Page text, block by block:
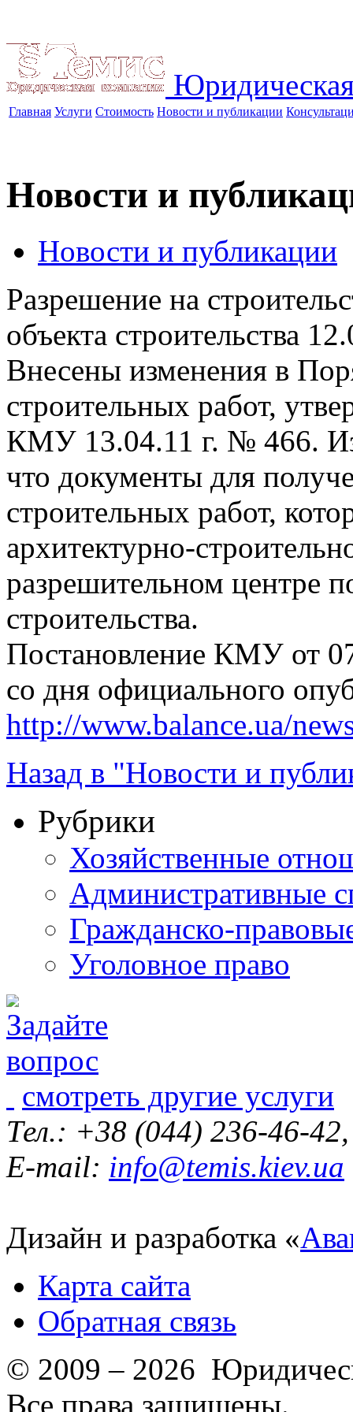
Главная Услуги Стоимость Новости и публикации
Новости и
Новости и публикации
Разрешение на
объекта строительства
Внесены изменения в
строительных работ,
КМУ 13.04.11 г. № 466.
что документы для
строительных работ,
архитектурно-
разрешительном центре
строительства.
Постановление КМУ от
со дня официального
http://www.balance.ua/
Назад в "Новости и
Рубрики
Хозяйственные
Административные
Гражданско-
Уголовное право
смотреть другие услуги
Тел.: +38 (044) 236-46-
E-mail: info@temis.kiev.ua
Дизайн и разработка «
Карта сайта
Обратная связь
© 2009 – 2026
Все права защищены.